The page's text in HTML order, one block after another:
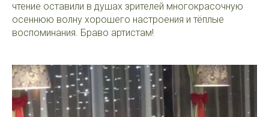
чтение оставили в душах зрителей многокрасочную
осеннюю волну хорошего настроения и тёплые
воспоминания. Браво артистам!